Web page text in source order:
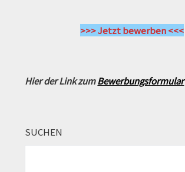
>>> Jetzt bewerben <<<
Hier der Link zumBewerbungsformular
SUCHEN